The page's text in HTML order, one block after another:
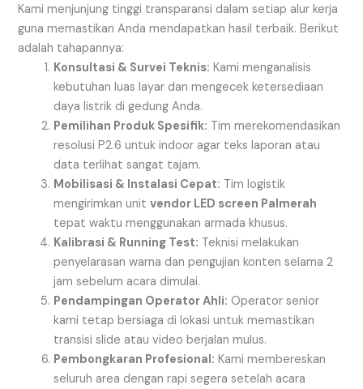
Kami menjunjung tinggi transparansi dalam setiap alur kerja
guna memastikan Anda mendapatkan hasil terbaik. Berikut
adalah tahapannya:
Konsultasi & Survei Teknis: Kami menganalisis
kebutuhan luas layar dan mengecek ketersediaan
daya listrik di gedung Anda.
Pemilihan Produk Spesifik: Tim merekomendasikan
resolusi P2.6 untuk indoor agar teks laporan atau
data terlihat sangat tajam.
Mobilisasi & Instalasi Cepat: Tim logistik
mengirimkan unitvendor LED screen Palmerah
tepat waktu menggunakan armada khusus.
Kalibrasi & Running Test: Teknisi melakukan
penyelarasan warna dan pengujian konten selama 2
jam sebelum acara dimulai.
Pendampingan Operator Ahli: Operator senior
kami tetap bersiaga di lokasi untuk memastikan
transisi slide atau video berjalan mulus.
Pembongkaran Profesional: Kami membereskan
seluruh area dengan rapi segera setelah acara